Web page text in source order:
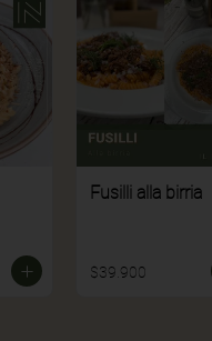
Fusilli alla birria
$39.900